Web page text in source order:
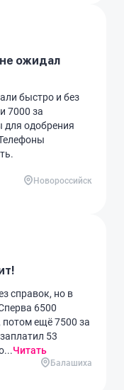
ожидал
быстро и без
7000 за
для одобрения
Новороссийск
справок, но в
6500
потом ещё 7500 за
53
Читать
Балашиха